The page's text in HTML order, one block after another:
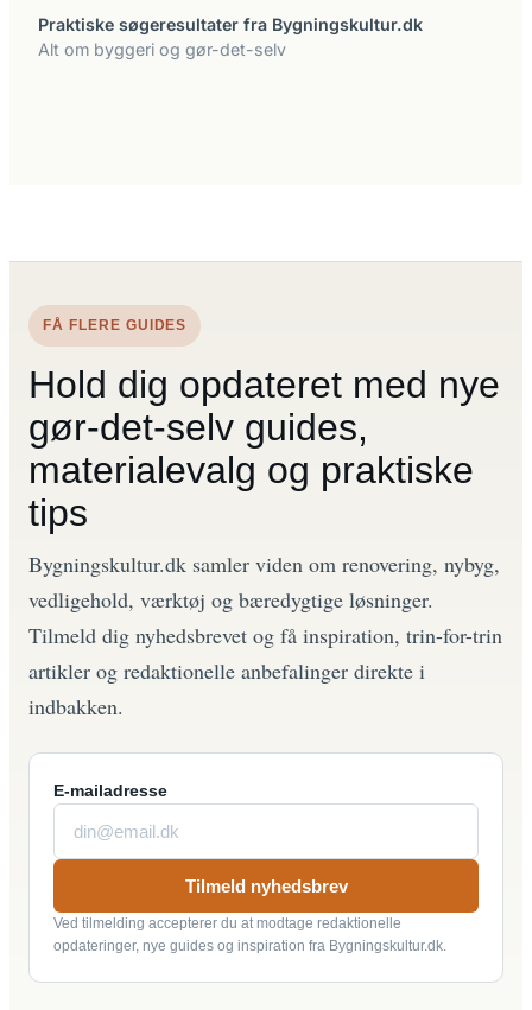
Bygningskultur.dk
Praktiske søgeresultater fra Bygningskultur.dk
Alt om byggeri og gør-det-selv
FÅ FLERE GUIDES
Hold dig opdateret med nye
gør-det-selv guides,
materialevalg og praktiske
tips
Bygningskultur.dk samler viden om renovering, nybyg,
vedligehold, værktøj og bæredygtige løsninger.
Tilmeld dig nyhedsbrevet og få inspiration, trin-for-trin
artikler og redaktionelle anbefalinger direkte i
indbakken.
E-mailadresse
Tilmeld nyhedsbrev
Ved tilmelding accepterer du at modtage redaktionelle
opdateringer, nye guides og inspiration fra Bygningskultur.dk.